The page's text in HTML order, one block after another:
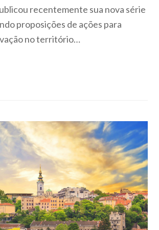
recentemente sua nova série
proposições de ações para
no território…